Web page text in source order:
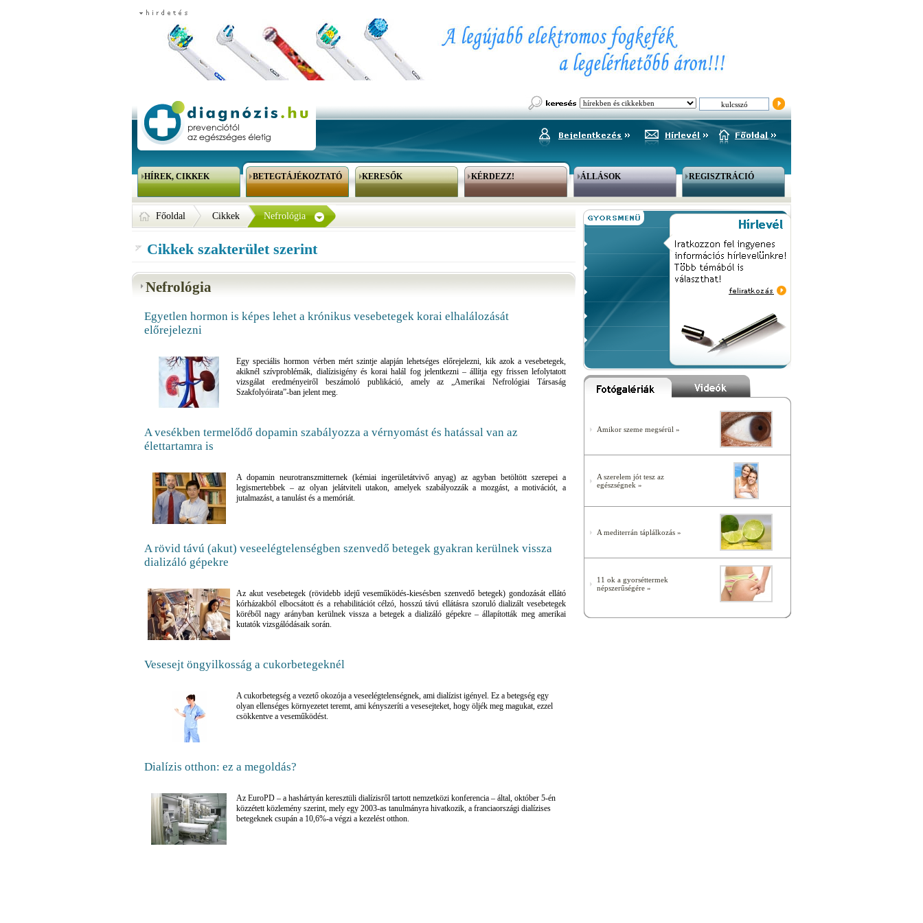
HÍREK, CIKKEK BETEGTÁJÉKOZTATÓ KERESŐK KÉRDEZZ! ÁLLÁSOK REGISZTRÁCIÓ
Főoldal Cikkek Nefrológia
Cikkek szakterület szerint
Nefrológia
Egyetlen hormon is képes lehet a krónikus vesebetegek korai elhalálozását
előrejelezni
Egy speciális hormon vérben mért szintje alapján lehetséges előrejelezni, kik azok a vesebetegek,
akiknél szívproblémák, dialízisigény és korai halál fog jelentkezni – állítja egy frissen lefolytatott
vizsgálat eredményeiről beszámoló publikáció, amely az „Amerikai Nefrológiai Társaság
Szakfolyóirata”-ban jelent meg.
A vesékben termelődő dopamin szabályozza a vérnyomást és hatással van az
élettartamra is
A dopamin neurotranszmitternek (kémiai ingerületátvivő anyag) az agyban betöltött szerepei a
legismertebbek – az olyan jelátviteli utakon, amelyek szabályozzák a mozgást, a motivációt, a
jutalmazást, a tanulást és a memóriát.
A rövid távú (akut) veseelégtelenségben szenvedő betegek gyakran kerülnek vissza
dializáló gépekre
Az akut vesebetegek (rövidebb idejű veseműködés-kiesésben szenvedő betegek) gondozását ellátó
kórházakból elbocsátott és a rehabilitációt célzó, hosszú távú ellátásra szoruló dializált vesebetegek
köréből nagy arányban kerülnek vissza a betegek a dializáló gépekre – állapították meg amerikai
kutatók vizsgálódásaik során.
Vesesejt öngyilkosság a cukorbetegeknél
A cukorbetegség a vezető okozója a veseelégtelenségnek, ami dialízist igényel. Ez a betegség egy
olyan ellenséges környezetet teremt, ami kényszeríti a vesesejteket, hogy öljék meg magukat, ezzel
csökkentve a veseműködést.
Dialízis otthon: ez a megoldás?
Az EuroPD – a hashártyán keresztüli dialízisről tartott nemzetközi konferencia – által, október 5-én
közzétett közlemény szerint, mely egy 2003-as tanulmányra hivatkozik, a franciaországi dialízises
betegeknek csupán a 10,6%-a végzi a kezelést otthon.
Amikor szeme megsérül »
A szerelem jót tesz az
egészségnek »
A mediterrán táplálkozás »
11 ok a gyorséttermek
népszerűségére »